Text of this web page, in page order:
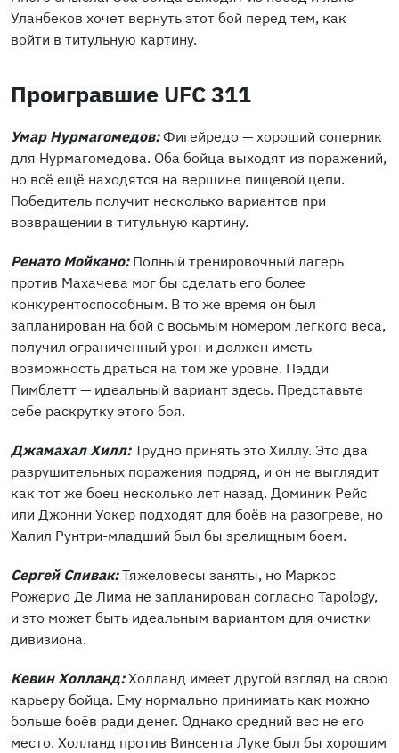
Уланбеков хочет вернуть этот бой перед тем, как
войти в титульную картину.
Проигравшие UFC 311
Умар Нурмагомедов:Фигейредо — хороший соперник
для Нурмагомедова. Оба бойца выходят из поражений,
но всё ещё находятся на вершине пищевой цепи.
Победитель получит несколько вариантов при
возвращении в титульную картину.
Ренато Мойкано:Полный тренировочный лагерь
против Махачева мог бы сделать его более
конкурентоспособным. В то же время он был
запланирован на бой с восьмым номером легкого веса,
получил ограниченный урон и должен иметь
возможность драться на том же уровне. Пэдди
Пимблетт — идеальный вариант здесь. Представьте
себе раскрутку этого боя.
Джамахал Хилл:Трудно принять это Хиллу. Это два
разрушительных поражения подряд, и он не выглядит
как тот же боец несколько лет назад. Доминик Рейс
или Джонни Уокер подходят для боёв на разогреве, но
Халил Рунтри-младший был бы зрелищным боем.
Сергей Спивак:Тяжеловесы заняты, но Маркос
Рожерио Де Лима не запланирован согласно Tapology,
и это может быть идеальным вариантом для очистки
дивизиона.
Кевин Холланд:Холланд имеет другой взгляд на свою
карьеру бойца. Ему нормально принимать как можно
больше боёв ради денег. Однако средний вес не его
место. Холланд против Винсента Луке был бы хорошим